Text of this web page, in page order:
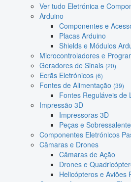
Ver tudo Eletrónica e
Arduino
Componentes e
Placas Arduino
Shields e Módulos
Microcontroladores e
Geradores de Sinais (20)
Ecrãs Eletrónicos (6)
Fontes de Alimentação (39)
Fontes Reguláveis de
Impressão 3D
Impressoras 3D
Peças e
Componentes Eletrónicos
Câmaras e Drones
Câmaras de Ação
Drones e
Helicópteros e Aviões